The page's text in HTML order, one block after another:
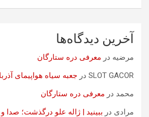
آخرین دیدگاه‌ها
مرضیه در معرفی دره ستارگان
SLOT GACOR در جعبه سیاه هواپیمای
محمد در معرفی دره ستارگان
مرادی در ببینید | ژاله علو درگذشت؛ صدا